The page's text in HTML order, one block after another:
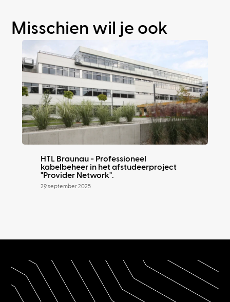
Misschien wil je ook
HTL Braunau - Professioneel
kabelbeheer in het afstudeerproject
"Provider Network".
29 september 2025